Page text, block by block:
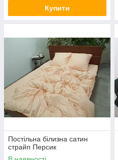
Купити
Постільна білизна сатин
страйп Персик